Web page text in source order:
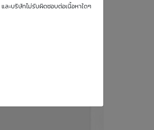
ละบริษัทไม่รับผิดชอบต่อเนื้อหาใดๆ